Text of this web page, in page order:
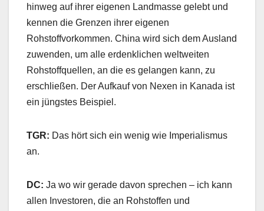
hinweg auf ihrer eigenen Landmasse gelebt und
kennen die Grenzen ihrer eigenen
Rohstoffvorkommen. China wird sich dem Ausland
zuwenden, um alle erdenklichen weltweiten
Rohstoffquellen, an die es gelangen kann, zu
erschließen. Der Aufkauf von Nexen in Kanada ist
ein jüngstes Beispiel.
TGR: Das hört sich ein wenig wie Imperialismus
an.
DC: Ja wo wir gerade davon sprechen – ich kann
allen Investoren, die an Rohstoffen und